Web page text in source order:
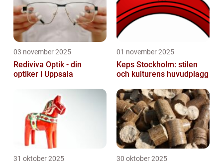
03 november 2025
Rediviva Optik - din
optiker i Uppsala
01 november 2025
Keps Stockholm: stilen
och kulturens huvudplagg
31 oktober 2025 30 oktober 2025